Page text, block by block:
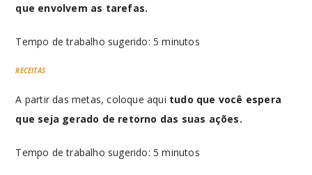
que envolvem as tarefas.
Tempo de trabalho sugerido: 5 minutos
RECEITAS
A partir das metas, coloque aqui tudo que você espera
que seja gerado de retorno das suas ações.
Tempo de trabalho sugerido: 5 minutos